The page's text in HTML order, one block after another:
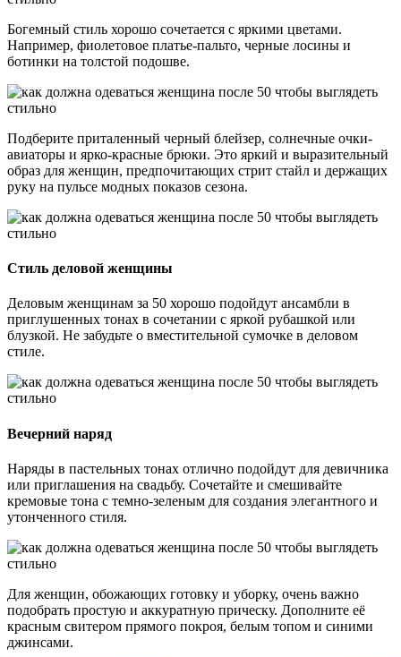
Богемный стиль хорошо сочетается с яркими цветами.
Например, фиолетовое платье-пальто, черные лосины и
ботинки на толстой подошве.
Подберите приталенный черный блейзер, солнечные очки-
авиаторы и ярко-красные брюки. Это яркий и выразительный
образ для женщин, предпочитающих стрит стайл и держащих
руку на пульсе модных показов сезона.
Стиль деловой женщины
Деловым женщинам за 50 хорошо подойдут ансамбли в
приглушенных тонах в сочетании с яркой рубашкой или
блузкой. Не забудьте о вместительной сумочке в деловом
стиле.
Вечерний наряд
Наряды в пастельных тонах отлично подойдут для девичника
или приглашения на свадьбу. Сочетайте и смешивайте
кремовые тона с темно-зеленым для создания элегантного и
утонченного стиля.
Для женщин, обожающих готовку и уборку, очень важно
подобрать простую и аккуратную прическу. Дополните её
красным свитером прямого покроя, белым топом и синими
джинсами.